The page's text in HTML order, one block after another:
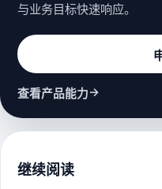
与业务目标快速响应。
查看产品能力→
继续阅读